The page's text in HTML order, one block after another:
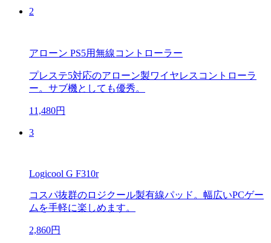
2
アローン PS5用無線コントローラー
プレステ5対応のアローン製ワイヤレスコントローラ
ー。サブ機としても優秀。
11,480円
3
Logicool G F310r
コスパ抜群のロジクール製有線パッド。幅広いPCゲー
ムを手軽に楽しめます。
2,860円